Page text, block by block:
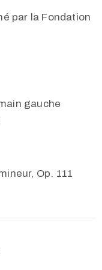
par la Fondation
gauche
Op. 111